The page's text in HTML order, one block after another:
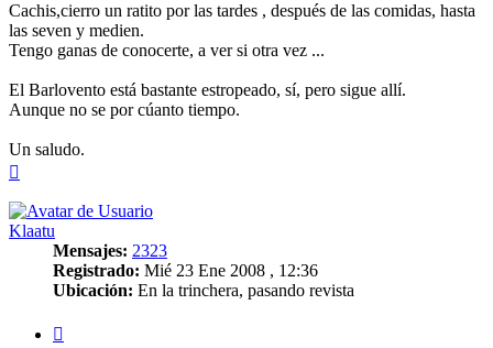
Cachis,cierro un ratito por las tardes , después de las comidas, hasta
las seven y medien.
Tengo ganas de conocerte, a ver si otra vez ...
El Barlovento está bastante estropeado, sí, pero sigue allí.
Aunque no se por cúanto tiempo.
Un saludo.
Klaatu
Mensajes: 2323
Registrado: Mié 23 Ene 2008 , 12:36
Ubicación: En la trinchera, pasando revista